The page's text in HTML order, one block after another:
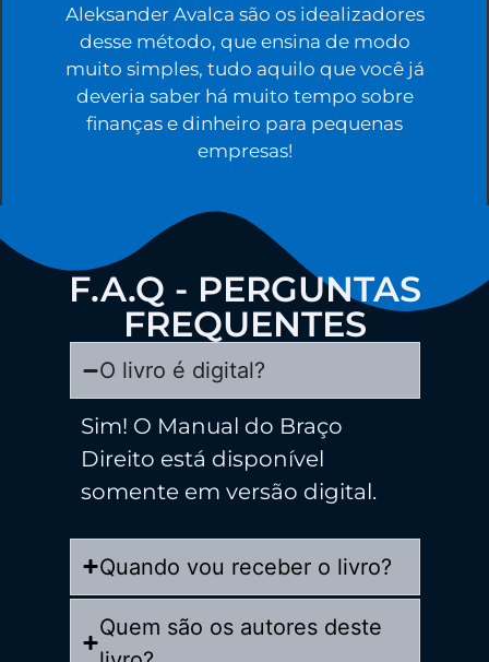
Aleksander Avalca são os idealizadores
desse método, que ensina de modo
muito simples, tudo aquilo que você já
deveria saber há muito tempo sobre
finanças e dinheiro para pequenas
empresas!
F.A.Q - PERGUNTAS
FREQUENTES
O livro é digital?
Sim! O Manual do Braço
Direito está disponível
somente em versão digital.
Quando vou receber o livro?
Quem são os autores deste